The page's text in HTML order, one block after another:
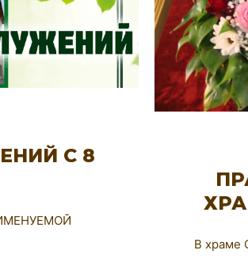
С 8
В храме